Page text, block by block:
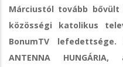
Márciustól tovább bővült
közösségi katolikus
BonumTV
ANTENNA